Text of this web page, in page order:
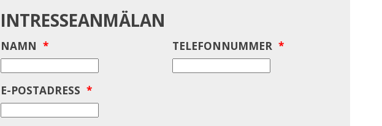
INTRESSEANMÄLAN
NAMN * TELEFONNUMMER *
E-POSTADRESS *